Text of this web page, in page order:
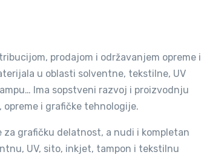
prodajom i održavanjem opreme i
u oblasti solventne, tekstilne, UV
Ima sopstveni razvoj i proizvodnju
opreme i grafičke tehnologije.
grafičku delatnost, a nudi i kompletan
UV, sito, inkjet, tampon i tekstilnu